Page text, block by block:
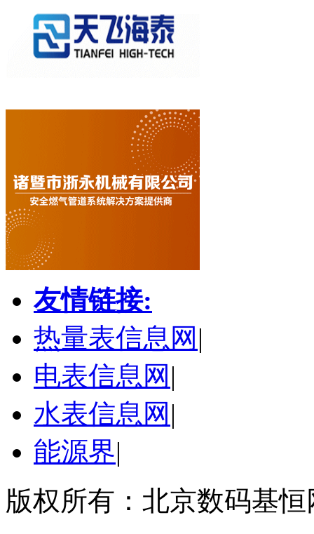
友情链接:
热量表信息网 |
电表信息网 |
水表信息网 |
能源界|
版权所有：北京数码基